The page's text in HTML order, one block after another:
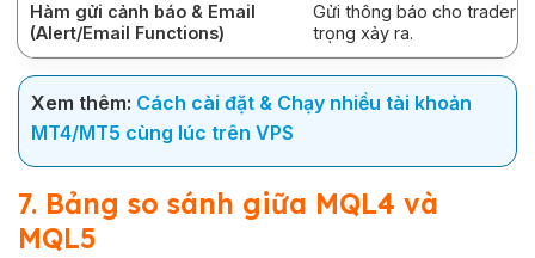
Hàm gửi cảnh báo & Email
(Alert/Email Functions)
Gửi thông báo cho trader
trọng xảy ra.
Xem thêm: Cách cài đặt & Chạy nhiều tài khoản
MT4/MT5 cùng lúc trên VPS
7. Bảng so sánh giữa MQL4 và
MQL5